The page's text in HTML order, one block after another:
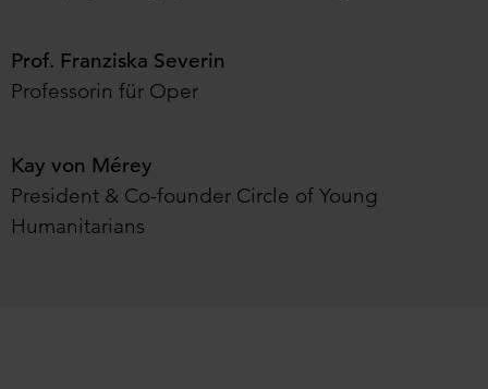
Prof. Franziska Severin
Professorin für Oper
Kay von Mérey
President & Co-founder Circle of Young
Humanitarians